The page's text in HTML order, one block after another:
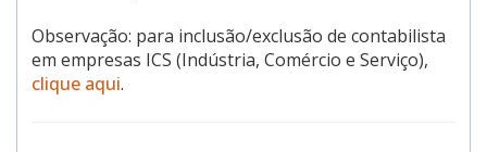
Observação: para inclusão/exclusão de contabilista
em empresas ICS (Indústria, Comércio e Serviço),
clique aqui.